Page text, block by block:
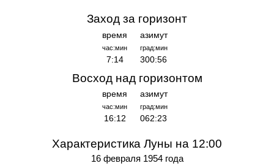
Заход за горизонт
время
час:мин
7:14
азимут
град:мин
300:56
Восход над горизонтом
время
час:мин
16:12
азимут
град:мин
062:23
Характеристика Луны на 12:00
16 февраля 1954 года